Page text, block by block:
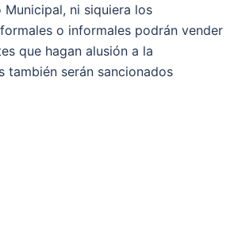
Municipal, ni siquiera los
o informales podrán vender
que hagan alusión a la
también serán sancionados